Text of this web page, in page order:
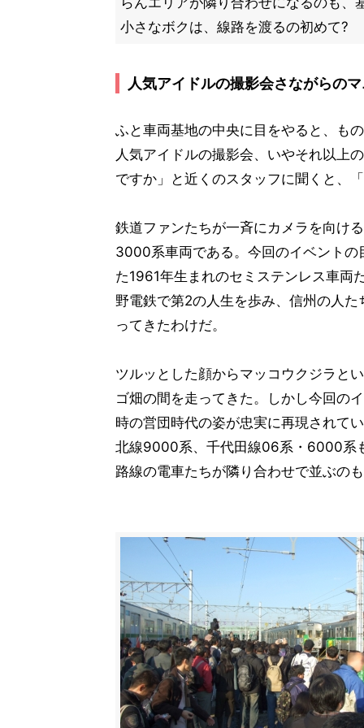
小さなボクは、線路を渡るの初めて?
人気アイドルの撮影会さながらの
ふと車両基地の中央に目をやると、も
人気アイドルの撮影会、いやそれ以上
ですか」と近くのスタッフに聞くと、
鉄道ファンたちが一斉にカメラを向け
3000系車両である。今回のイベント
た1961年生まれのセミステンレス車両
野電鉄で第2の人生を歩み、信州の人
ってきたわけだ。
ツルッとした顔からマッコウクジラと
ゴ畑の間を走ってきた。しかし今回の
時の営団時代の姿が忠実に再現されて
北線9000系、千代田線06系・6000系
路線の電車たちが隣り合わせで並ぶの